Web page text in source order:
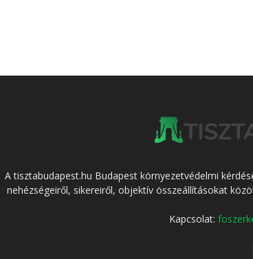
A tisztabudapest.hu Budapest környezetvédelmi
nehézségeiről, sikereiről, objektív összeállításokat
Kapcsolat: